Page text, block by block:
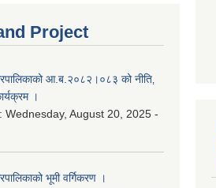
Project
आ.ब.२०८२।०८३ को नीति‚
।
Wednesday, August 20, 2025 -
भूमी वर्गिकरण ।